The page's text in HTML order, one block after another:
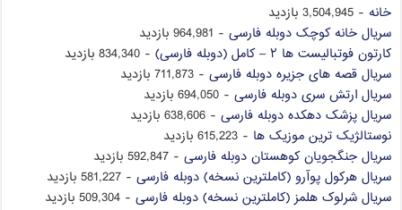
خانه - 3,504,945 بازدید
سریال خانه کوچک دوبله فارسی - 964,981 بازدید
کارتون فوتبالیست ها ۲ – کامل (دوبله فارسی)
- 834,340 بازدید
سریال قصه های جزیره دوبله فارسی - 711,873 بازدید
سریال ارتش سری دوبله فارسی - 694,050 بازدید
سریال پزشک دهکده دوبله فارسی - 638,606 بازدید
نوستالژیک ترین موزیک ها - 615,223 بازدید
سریال جنگجویان کوهستان دوبله فارسی - 592,847 بازدید
سریال هرکول پوآرو (کاملترین نسخه) دوبله فارسی - 581,227 بازدید
سریال شرلوک هلمز (کاملترین نسخه) دوبله فارسی - 509,304 بازدید